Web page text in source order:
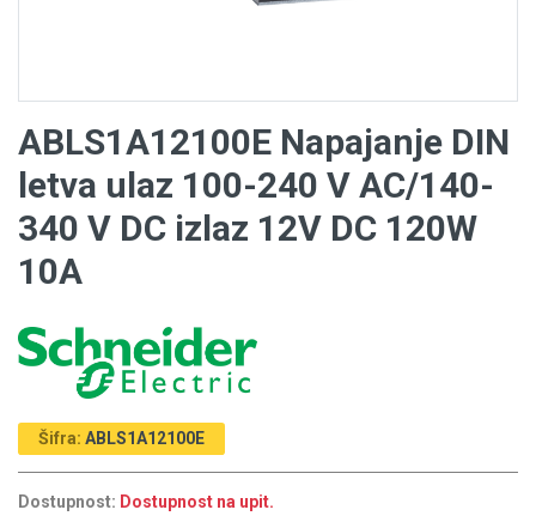
ABLS1A12100E Napajanje DIN
letva ulaz 100-240 V AC/140-
340 V DC izlaz 12V DC 120W
10A
Šifra: ABLS1A12100E
Dostupnost: Dostupnost na upit.